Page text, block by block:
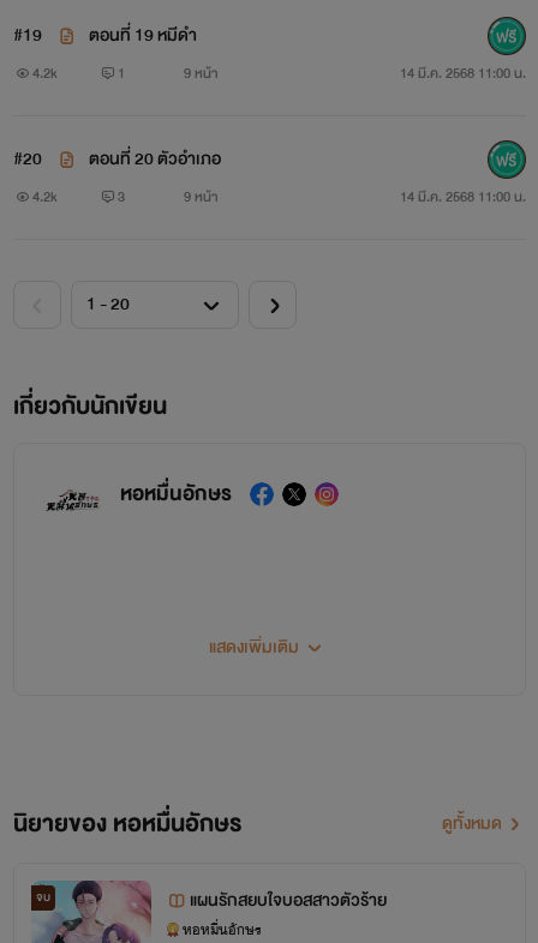
#19 ตอนที่ 19 หมีดำ
4.2k 1 9 หน้า 14 มี.ค. 2568 11:00 น.
#20 ตอนที่ 20 ตัวอำเภอ
4.2k 3 9 หน้า 14 มี.ค. 2568 11:00 น.
เกี่ยวกับนักเขียน
หอหมื่นอักษร
แสดงเพิ่มเติม
นิยายของ หอหมื่นอักษร ดูทั้งหมด
จบ แผนรักสยบใจบอสสาวตัวร้าย
หอหมื่นอักษร